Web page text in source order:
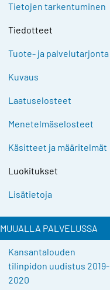
Tietojen tarkentuminen
Tiedotteet
Tuote- ja palvelutarjonta
Kuvaus
Laatuselosteet
Menetelmäselosteet
Käsitteet ja määritelmät
Luokitukset
Lisätietoja
MUUALLA PALVELUSSA
Kansantalouden
tilinpidon uudistus 2019-
2020